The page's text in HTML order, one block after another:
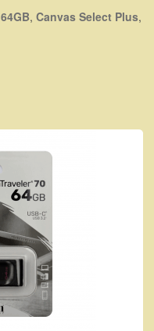
64GB, Canvas Select Plus,